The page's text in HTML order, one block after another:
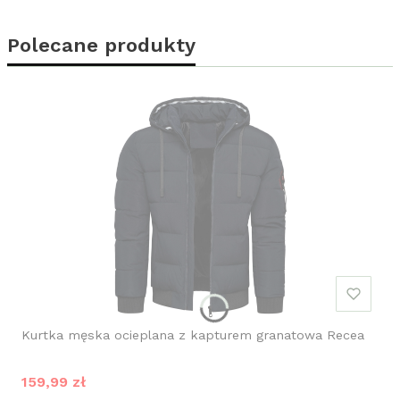
Polecane produkty
Kurtka męska ocieplana z kapturem granatowa Recea
Cena promocyjna
159,99 zł